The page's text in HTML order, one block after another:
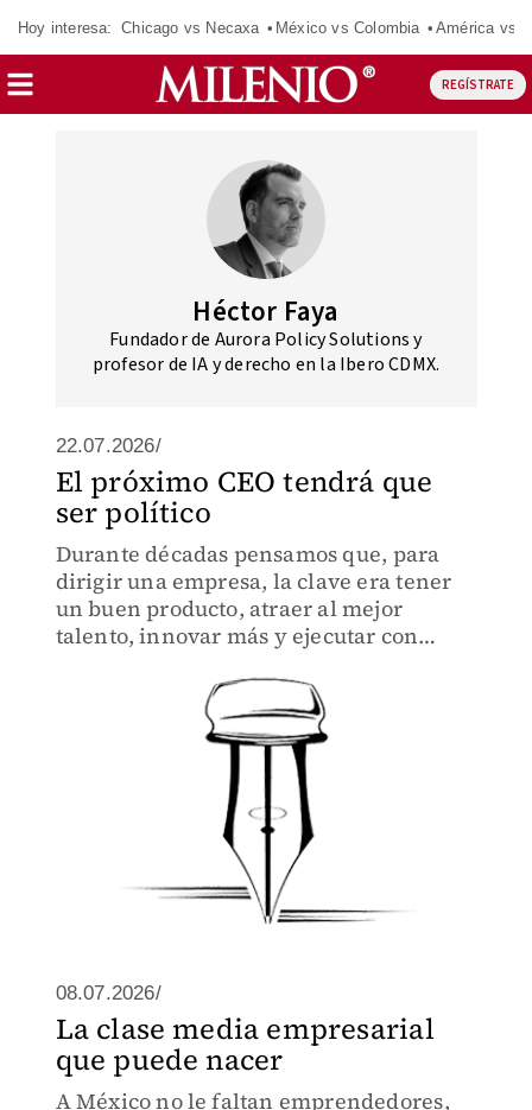
Hoy interesa: Chicago vs Necaxa México vs Colombia América vs
REGÍSTRATE
Héctor Faya
Fundador de Aurora Policy Solutions y
profesor de IA y derecho en la Ibero CDMX.
22.07.2026/
El próximo CEO tendrá que
ser político
Durante décadas pensamos que, para
dirigir una empresa, la clave era tener
un buen producto, atraer al mejor
talento, innovar más y ejecutar con
08.07.2026/
La clase media empresarial
que puede nacer
A México no le faltan emprendedores,